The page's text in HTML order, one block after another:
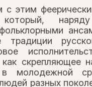
с этим
который,
традиции
как скрепляющее
в молодежной
разных